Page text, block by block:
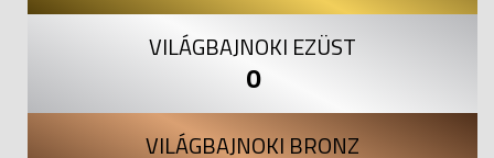
VILÁGBAJNOKI EZÜST
0
VILÁGBAJNOKI BRONZ